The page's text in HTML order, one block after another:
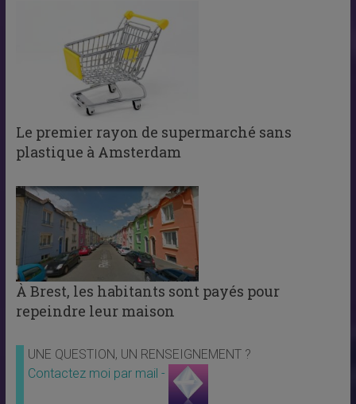
Le premier rayon de supermarché sans
plastique à Amsterdam
À Brest, les habitants sont payés pour
repeindre leur maison
UNE QUESTION, UN RENSEIGNEMENT ?
Contactez moi par mail -